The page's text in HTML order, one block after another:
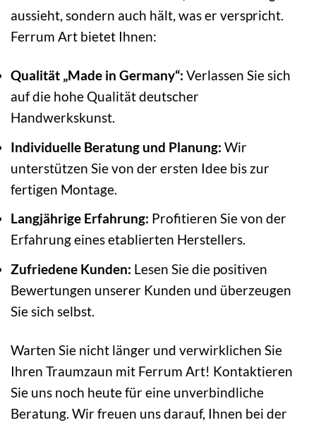
aussieht, sondern auch hält, was er verspricht.
Ferrum Art bietet Ihnen:
Qualität „Made in Germany“: Verlassen Sie sich
auf die hohe Qualität deutscher
Handwerkskunst.
Individuelle Beratung und Planung: Wir
unterstützen Sie von der ersten Idee bis zur
fertigen Montage.
Langjährige Erfahrung: Profitieren Sie von der
Erfahrung eines etablierten Herstellers.
Zufriedene Kunden: Lesen Sie die positiven
Bewertungen unserer Kunden und überzeugen
Sie sich selbst.
Warten Sie nicht länger und verwirklichen Sie
Ihren Traumzaun mit Ferrum Art! Kontaktieren
Sie uns noch heute für eine unverbindliche
Beratung. Wir freuen uns darauf, Ihnen bei der